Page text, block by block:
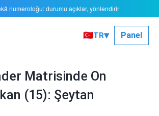
🇹🇷TR▾ Panel
Matrisinde On
(15): Şeytan
numeroloğu: durumu açıklar, yönlendirir